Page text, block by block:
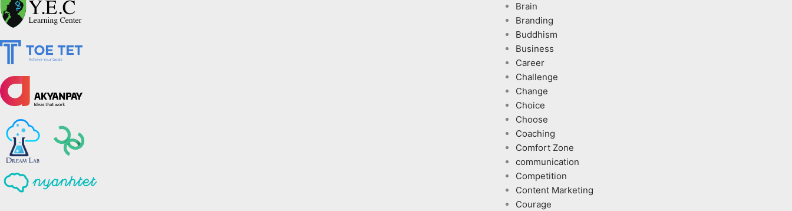
Brain
Branding
Buddhism
Business
Career
Challenge
Change
Choice
Choose
Coaching
Comfort Zone
communication
Competition
Content Marketing
Courage